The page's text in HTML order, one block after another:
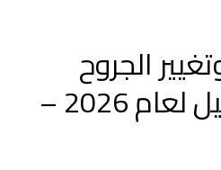
الجروح
وتركيب المحاليل لعام 2026 –